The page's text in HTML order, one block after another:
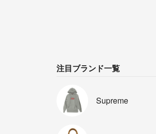
注目ブランド一覧
Supreme